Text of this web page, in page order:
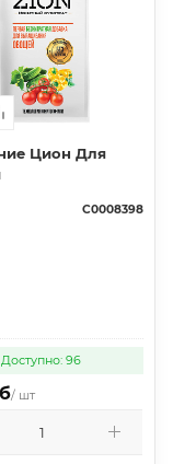
Цион Для
С0008398
Доступно: 96
/ шт